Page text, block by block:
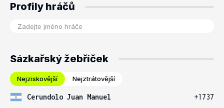
Profily hráčů
Sázkařský žebříček
Nejziskovější Nejztrátovější
Cerundolo Juan Manuel
+1737